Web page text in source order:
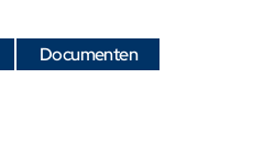
Documenten